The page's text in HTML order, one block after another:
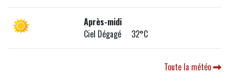
Après-midi
Ciel Dégagé 32°C
Toute la météo